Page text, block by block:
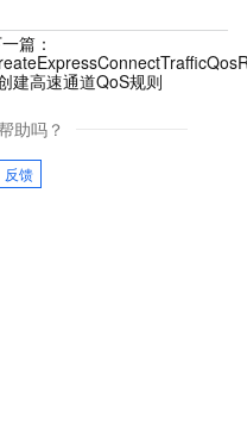
篇：
建高速通道QoS规则
助吗？
反馈